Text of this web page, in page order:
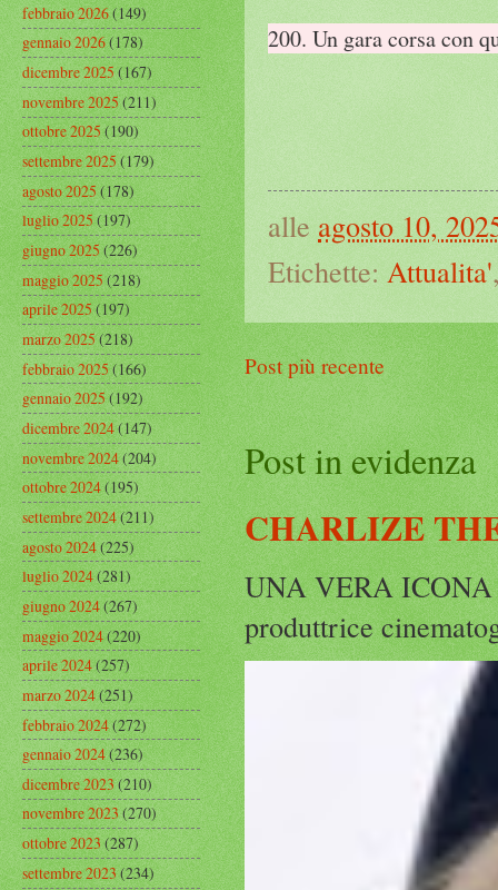
200. Un gara corsa con
alle agosto 10,
Etichette: Attualita'
Post più recente
Post in evidenza
CHARLIZE
UNA VERA ICONA
produttrice
febbraio 2026(149)
gennaio 2026(178)
dicembre 2025(167)
novembre 2025(211)
ottobre 2025(190)
settembre 2025(179)
agosto 2025(178)
luglio 2025(197)
giugno 2025(226)
maggio 2025(218)
aprile 2025(197)
marzo 2025(218)
febbraio 2025(166)
gennaio 2025(192)
dicembre 2024(147)
novembre 2024(204)
ottobre 2024(195)
settembre 2024(211)
agosto 2024(225)
luglio 2024(281)
giugno 2024(267)
maggio 2024(220)
aprile 2024(257)
marzo 2024(251)
febbraio 2024(272)
gennaio 2024(236)
dicembre 2023(210)
novembre 2023(270)
ottobre 2023(287)
settembre 2023(234)